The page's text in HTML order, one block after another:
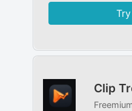
Clip